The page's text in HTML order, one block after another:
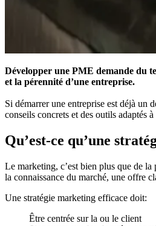
Développer une PME demande du
et la pérennité d’une entreprise.
Si démarrer une entreprise est déjà un
conseils concrets et des outils adaptés
Qu’est-ce qu’une
Le marketing, c’est bien plus que de la
la connaissance du marché, une offre
Une stratégie marketing efficace doit:
Être centrée sur la ou le client